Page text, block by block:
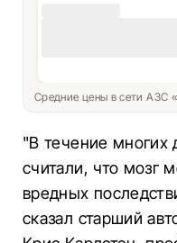
Средние цены в сети АЗС
"В течение многих
считали, что мозг
вредных
сказал старший